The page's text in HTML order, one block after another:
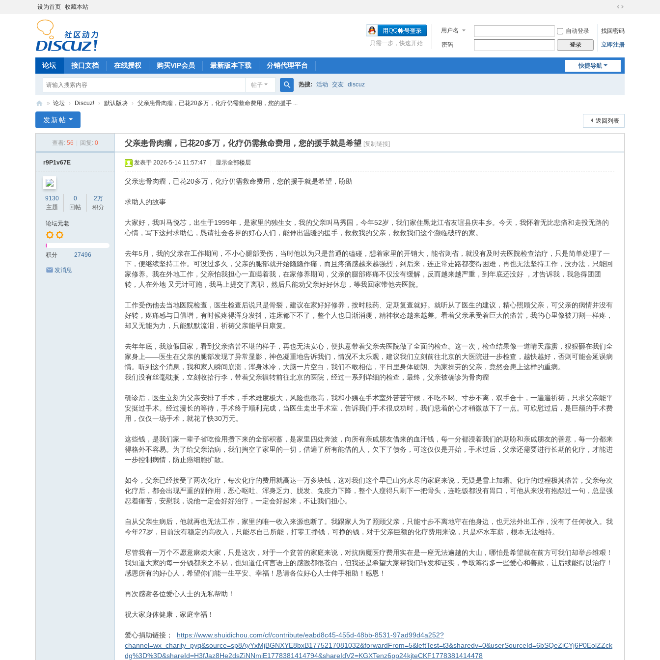
设为首页 收藏本站
切
到
宽
用户名 自动登录
找回密码
密码
登录 立即注册
只需一步，快速开始
快捷导航
论坛 接口文档 在线授权 购买VIP会员 最新版本下载 分销代理平台
帖子
搜
热搜: 活动 交友 discuz
sc
» 论坛 › Discuz! › 默认版块 › 父亲患骨肉瘤，已花20多万，化疗仍需救命费用，您的援手 ...
返回列表
发新帖
查看: 56 回复: 0 父亲患骨肉瘤，已花20多万，化疗仍需救命费用，您的援手就是希望 [复制链接]
r9P1v67E
9130
主题
0
回帖
2万
积分
论坛元老
积分 27496
发消息
发表于 2026-5-14 11:57:47 显示全部楼层
父亲患骨肉瘤，已花20多万，化疗仍需救命费用，您的援手就是希望，盼助
求助人的故事
大家好，我叫马悦芯，出生于1999年，是家里的独生女，我的父亲叫马秀国，今年52岁，我们家住黑龙江省友谊县庆丰乡。今天，我怀着无比悲痛和走投无路的
心情，写下这封求助信，恳请社会各界的好心人们，能伸出温暖的援手，救救我的父亲，救救我们这个濒临破碎的家。
去年5月，我的父亲在工作期间，不小心腿部受伤，当时他以为只是普通的磕碰，想着家里的开销大，能省则省，就没有及时去医院检查治疗，只是简单处理了一
下，便继续坚持工作。可没过多久，父亲的腿部就开始隐隐作痛，而且疼痛感越来越强烈，到后来，连正常走路都变得困难，再也无法坚持工作，没办法，只能回
家修养。我在外地工作，父亲怕我担心一直瞒着我，在家修养期间，父亲的腿部疼痛不仅没有缓解，反而越来越严重，到年底还没好 ，才告诉我，我急得团团
转，人在外地 又无计可施，我马上提交了离职，然后只能劝父亲好好休息，等我回家带他去医院。
工作受伤他去当地医院检查，医生检查后说只是骨裂，建议在家好好修养，按时服药、定期复查就好。就听从了医生的建议，精心照顾父亲，可父亲的病情并没有
好转，疼痛感与日俱增，有时候疼得浑身发抖，连床都下不了，整个人也日渐消瘦，精神状态越来越差。看着父亲承受着巨大的痛苦，我的心里像被刀割一样疼，
却又无能为力，只能默默流泪，祈祷父亲能早日康复。
去年年底，我放假回家，看到父亲痛苦不堪的样子，再也无法安心，便执意带着父亲去医院做了全面的检查。这一次，检查结果像一道晴天霹雳，狠狠砸在我们全
家身上——医生在父亲的腿部发现了异常显影，神色凝重地告诉我们，情况不太乐观，建议我们立刻前往北京的大医院进一步检查，越快越好，否则可能会延误病
情。听到这个消息，我和家人瞬间崩溃，浑身冰冷，大脑一片空白，我们不敢相信，平日里身体硬朗、为家操劳的父亲，竟然会患上这样的重病。
我们没有丝毫耽搁，立刻收拾行李，带着父亲辗转前往北京的医院，经过一系列详细的检查，最终，父亲被确诊为骨肉瘤
确诊后，医生立刻为父亲安排了手术，手术难度极大，风险也很高，我和小姨在手术室外苦苦守候，不吃不喝、寸步不离，双手合十，一遍遍祈祷，只求父亲能平
安挺过手术。经过漫长的等待，手术终于顺利完成，当医生走出手术室，告诉我们手术很成功时，我们悬着的心才稍微放下了一点。可欣慰过后，是巨额的手术费
用，仅仅一场手术，就花了快30万元。
这些钱，是我们家一辈子省吃俭用攒下来的全部积蓄，是家里四处奔波，向所有亲戚朋友借来的血汗钱，每一分都浸着我们的期盼和亲戚朋友的善意，每一分都来
得格外不容易。为了给父亲治病，我们掏空了家里的一切，借遍了所有能借的人，欠下了债务，可这仅仅是开始，手术过后，父亲还需要进行长期的化疗，才能进
一步控制病情，防止癌细胞扩散。
如今，父亲已经接受了两次化疗，每次化疗的费用就高达一万多块钱，这对我们这个早已山穷水尽的家庭来说，无疑是雪上加霜。化疗的过程极其痛苦，父亲每次
化疗后，都会出现严重的副作用，恶心呕吐、浑身乏力、脱发、免疫力下降，整个人瘦得只剩下一把骨头，连吃饭都没有胃口，可他从来没有抱怨过一句，总是强
忍着痛苦，安慰我，说他一定会好好治疗，一定会好起来，不让我们担心。
自从父亲生病后，他就再也无法工作，家里的唯一收入来源也断了。我跟家人为了照顾父亲，只能寸步不离地守在他身边，也无法外出工作，没有了任何收入。我
今年27岁，目前没有稳定的高收入，只能尽自己所能，打零工挣钱，可挣的钱，对于父亲巨额的化疗费用来说，只是杯水车薪，根本无法维持。
尽管我有一万个不愿意麻烦大家，只是这次，对于一个贫苦的家庭来说，对抗病魔医疗费用实在是一座无法逾越的大山，哪怕是希望就在前方可我们却举步维艰！
我知道大家的每一分钱都来之不易，也知道任何言语上的感激都很苍白，但我还是希望大家帮我们转发和证实，争取筹得多一些爱心和善款，让后续能得以治疗！
感恩所有的好心人，希望你们能一生平安、幸福！恳请各位好心人士伸手相助！感恩！
再次感谢各位爱心人士的无私帮助！
祝大家身体健康，家庭幸福！
爱心捐助链接； https://www.shuidichou.com/cf/contribute/eabd8c45-455d-48bb-8531-97ad99d4a252?
channel=wx_charity_pyq&source=sp8AyYxMjBGNXYE8bxB1775217081032&forwardFrom=5&leftTest=t3&sharedv=0&userSourceId=6bSQeZiCYj6P0EolZZck
dg%3D%3D&shareId=H3fJaz8He2dsZiNNmiE1778381414794&shareIdV2=KGXTenz6pp24kjteCKF1778381414478